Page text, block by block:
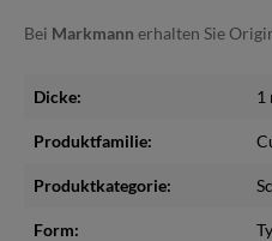
Bei Markmann erhalten Sie
Dicke: 1
Produktfamilie:
Produktkategorie:
Form: